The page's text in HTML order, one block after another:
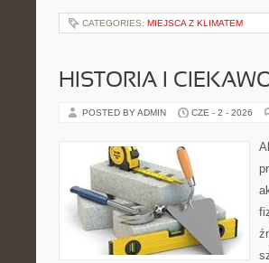
CATEGORIES: MIEJSCA Z KLIMATEM
HISTORIA I
POSTED BY ADMIN CZE - 2 - 2026